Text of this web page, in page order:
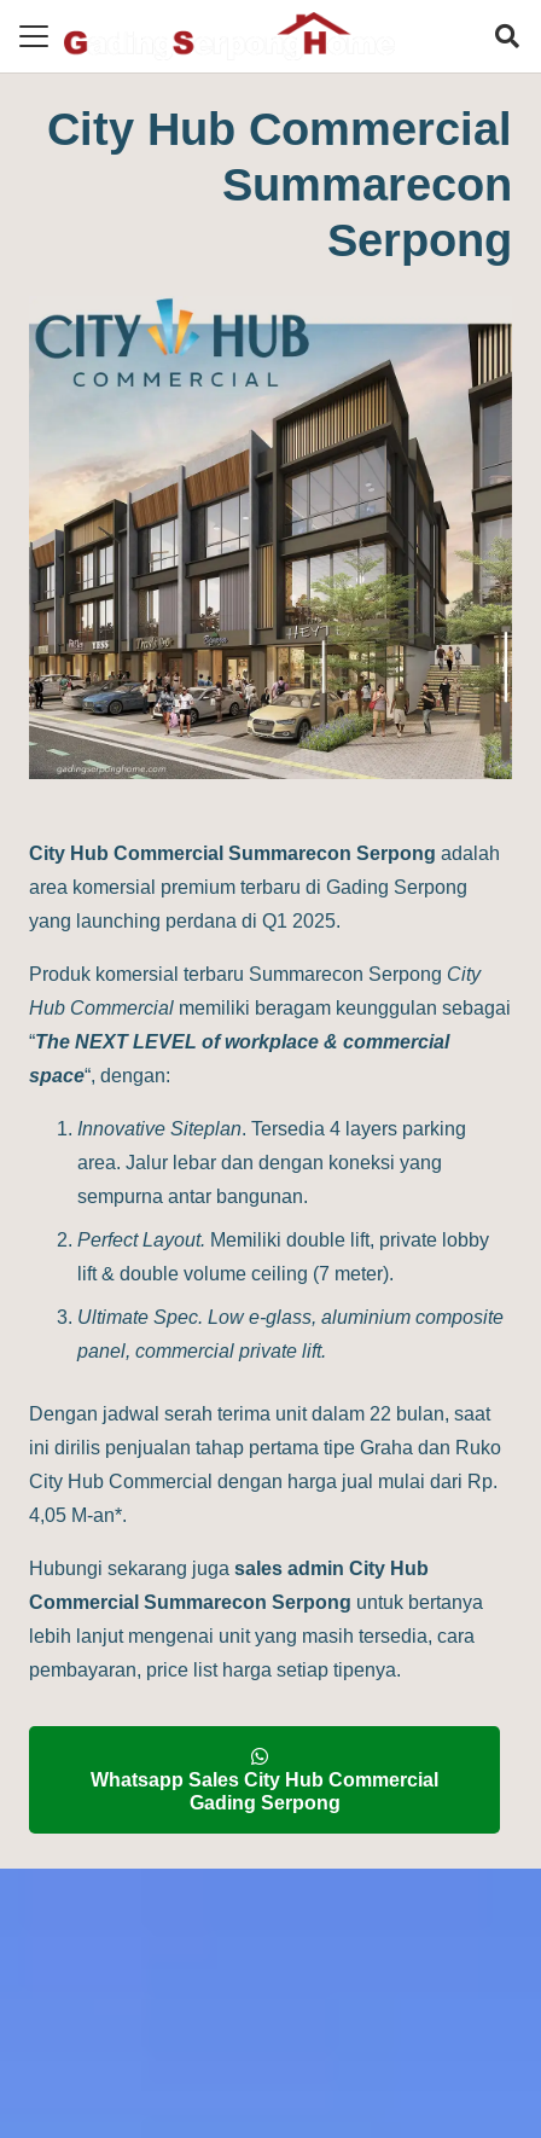
City Hub Commercial
Summarecon
Serpong
City Hub Commercial Summarecon Serpong adalah
area komersial premium terbaru di Gading Serpong
yang launching perdana di Q1 2025.
Produk komersial terbaru Summarecon Serpong City
Hub Commercial memiliki beragam keunggulan sebagai
“The NEXT LEVEL of workplace & commercial
space“, dengan:
Innovative Siteplan. Tersedia 4 layers parking
area. Jalur lebar dan dengan koneksi yang
sempurna antar bangunan.
Perfect Layout. Memiliki double lift, private lobby
lift & double volume ceiling (7 meter).
Ultimate Spec. Low e-glass, aluminium composite
panel, commercial private lift.
Dengan jadwal serah terima unit dalam 22 bulan, saat
ini dirilis penjualan tahap pertama tipe Graha dan Ruko
City Hub Commercial dengan harga jual mulai dari Rp.
4,05 M-an*.
Hubungi sekarang juga sales admin City Hub
Commercial Summarecon Serpong untuk bertanya
lebih lanjut mengenai unit yang masih tersedia, cara
pembayaran, price list harga setiap tipenya.
Whatsapp Sales City Hub Commercial
Gading Serpong